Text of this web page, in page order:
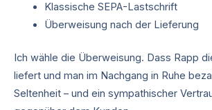
Klassische SEPA-Lastschrift
Überweisung nach der Lieferung
Ich wähle die Überweisung. Dass Rapp
liefert und man im Nachgang in Ruhe
Seltenheit – und ein sympathischer